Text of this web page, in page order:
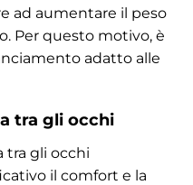
ad aumentare il peso
Per questo motivo, è
adatto alle
tra gli occhi
tra gli occhi
il comfort e la